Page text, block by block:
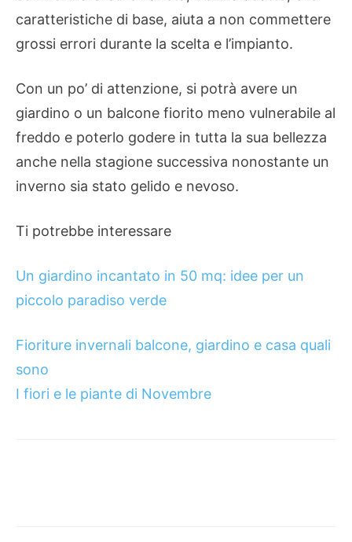
caratteristiche di base, aiuta a non commettere
grossi errori durante la scelta e l’impianto.
Con un po’ di attenzione, si potrà avere un
giardino o un balcone fiorito meno vulnerabile al
freddo e poterlo godere in tutta la sua bellezza
anche nella stagione successiva nonostante un
inverno sia stato gelido e nevoso.
Ti potrebbe interessare
Un giardino incantato in 50 mq: idee per un
piccolo paradiso verde
Fioriture invernali balcone, giardino e casa quali
sono
I fiori e le piante di Novembre